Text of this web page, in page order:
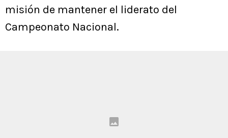
misión de mantener el liderato del
Campeonato Nacional.